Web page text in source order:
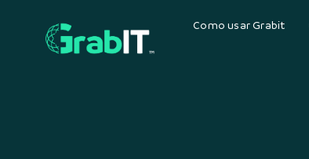
Como usar Grabit